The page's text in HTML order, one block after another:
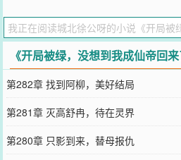
碾压！
您要是觉得《开局被绿，没想到我成仙
忘记向您QQ群和微博微信里的朋友推荐
《开局被绿，没想到我成仙帝回
第282章 找到阿柳，美好结局
第281章 灭高舒冉，待在灵界
第280章 只影到来，替母报仇